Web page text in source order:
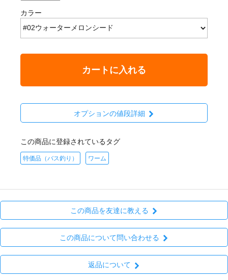
カラー
カートに入れる
オプションの値段詳細
この商品に登録されているタグ
特価品（バス釣り） ワーム
この商品を友達に教える
この商品について問い合わせる
返品について